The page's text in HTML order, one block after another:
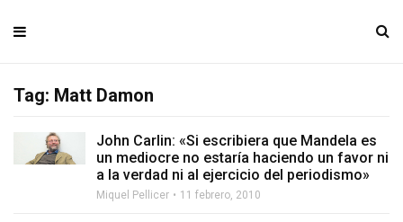
Tag: Matt Damon
John Carlin: «Si escribiera que Mandela es
un mediocre no estaría haciendo un favor ni
a la verdad ni al ejercicio del periodismo»
Miquel Pellicer 11 febrero, 2010